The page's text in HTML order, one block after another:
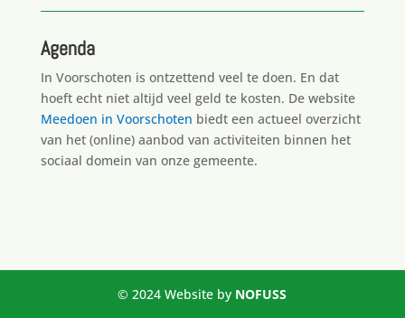
Agenda
In Voorschoten is ontzettend veel te doen. En dat
hoeft echt niet altijd veel geld te kosten. De website
Meedoen in Voorschoten biedt een actueel overzicht
van het (online) aanbod van activiteiten binnen het
sociaal domein van onze gemeente.
© 2024 Website by NOFUSS